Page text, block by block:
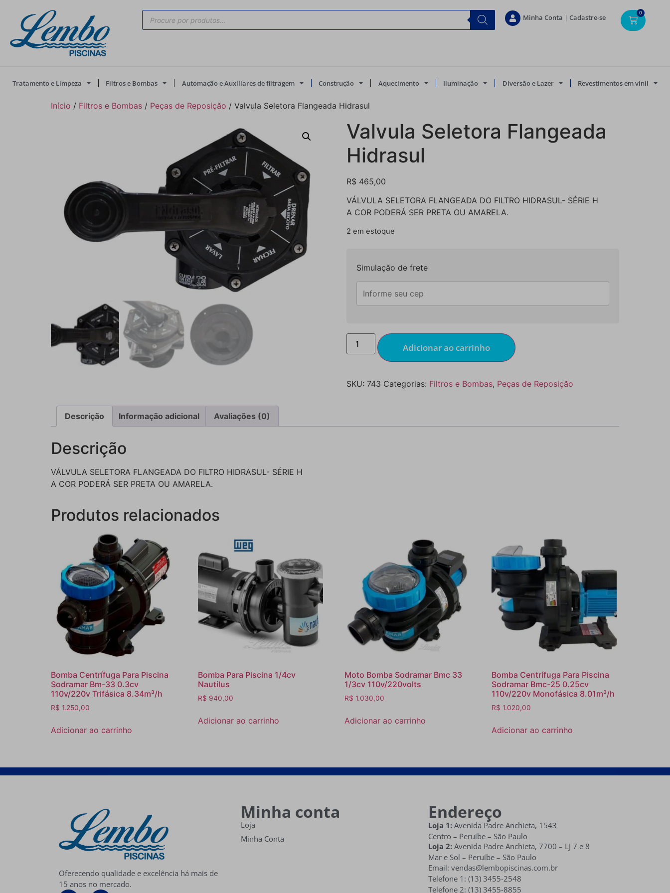
Minha Conta | Cadastre-se
0
Tratamento e Limpeza Filtros e Bombas Automação e Auxiliares de filtragem Construção Aquecimento Iluminação Diversão e Lazer Revestimentos em vinil
Início / Filtros e Bombas / Peças de Reposição / Valvula Seletora Flangeada Hidrasul
Valvula Seletora Flangeada
Hidrasul
R$465,00
VÁLVULA SELETORA FLANGEADA DO FILTRO HIDRASUL- SÉRIE H
A COR PODERÁ SER PRETA OU AMARELA.
2 em estoque
Simulação de frete
Adicionar ao carrinho
SKU: 743 Categorias: Filtros e Bombas, Peças de Reposição
Descrição Informação adicional Avaliações (0)
Descrição
VÁLVULA SELETORA FLANGEADA DO FILTRO HIDRASUL- SÉRIE H
A COR PODERÁ SER PRETA OU AMARELA.
Produtos relacionados
Bomba Centrífuga Para Piscina
Sodramar Bm-33 0.3cv
110v/220v Trifásica 8.34m³/h
R$ 1.250,00
Adicionar ao carrinho
Bomba Para Piscina 1/4cv
Nautilus
R$ 940,00
Adicionar ao carrinho
Moto Bomba Sodramar Bmc 33
1/3cv 110v/220volts
R$ 1.030,00
Adicionar ao carrinho
Bomba Centrífuga Para Piscina
Sodramar Bmc-25 0.25cv
110v/220v Monofásica 8.01m³/h
R$ 1.020,00
Adicionar ao carrinho
Oferecendo qualidade e excelência há mais de
15 anos no mercado.
Minha conta
Loja
Minha Conta
Endereço
Loja 1: Avenida Padre Anchieta, 1543
Centro – Peruíbe – São Paulo
Loja 2: Avenida Padre Anchieta,7700 – LJ 7 e 8
Mar e Sol – Peruíbe – São Paulo
Email: vendas@lembopiscinas.com.br
Telefone 1: (13) 3455-2548
Telefone 2: (13) 3455-8855